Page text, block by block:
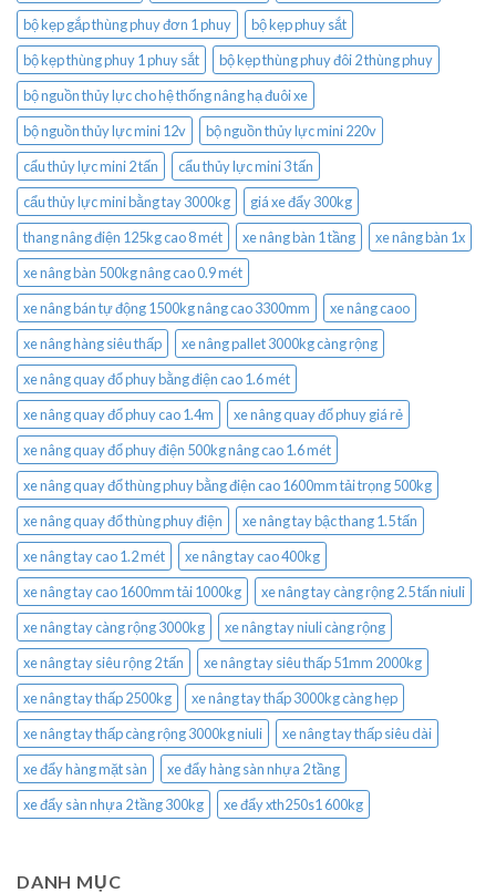
bộ kẹp gắp thùng phuy đơn 1 phuy
bộ kẹp phuy sắt
bộ kẹp thùng phuy 1 phuy sắt
bộ kẹp thùng phuy đôi 2 thùng phuy
bộ nguồn thủy lực cho hệ thống nâng hạ đuôi xe
bộ nguồn thủy lực mini 12v
bộ nguồn thủy lực mini 220v
cẩu thủy lực mini 2 tấn
cẩu thủy lực mini 3 tấn
cẩu thủy lực mini bằng tay 3000kg
giá xe đẩy 300kg
thang nâng điện 125kg cao 8 mét
xe nâng bàn 1 tầng
xe nâng bàn 1x
xe nâng bàn 500kg nâng cao 0.9 mét
xe nâng bán tự động 1500kg nâng cao 3300mm
xe nâng caoo
xe nâng hàng siêu thấp
xe nâng pallet 3000kg càng rộng
xe nâng quay đổ phuy bằng điện cao 1.6 mét
xe nâng quay đổ phuy cao 1.4m
xe nâng quay đổ phuy giá rẻ
xe nâng quay đổ phuy điện 500kg nâng cao 1.6 mét
xe nâng quay đổ thùng phuy bằng điện cao 1600mm tải trọng 500kg
xe nâng quay đổ thùng phuy điện
xe nâng tay bậc thang 1.5 tấn
xe nâng tay cao 1.2 mét
xe nâng tay cao 400kg
xe nâng tay cao 1600mm tải 1000kg
xe nâng tay càng rộng 2.5 tấn niuli
xe nâng tay càng rộng 3000kg
xe nâng tay niuli càng rộng
xe nâng tay siêu rộng 2 tấn
xe nâng tay siêu thấp 51mm 2000kg
xe nâng tay thấp 2500kg
xe nâng tay thấp 3000kg càng hẹp
xe nâng tay thấp càng rộng 3000kg niuli
xe nâng tay thấp siêu dài
xe đẩy hàng mặt sàn
xe đẩy hàng sàn nhựa 2 tầng
xe đẩy sàn nhựa 2 tầng 300kg
xe đẩy xth250s1 600kg
DANH MỤC